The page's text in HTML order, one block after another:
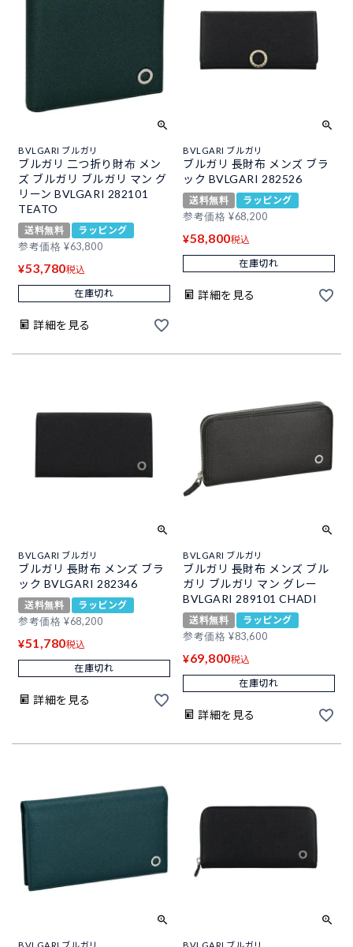
BVLGARI ブルガリ
ブルガリ 二つ折り財布 メン
ズ ブルガリ ブルガリ マン グ
リーン BVLGARI 282101
TEATO
送料無料
ラッピング
参考価格 ¥63,800
¥53,780税込
在庫切れ
詳細を見る
BVLGARI ブルガリ
ブルガリ 長財布 メンズ ブラ
ック BVLGARI 282526
送料無料
ラッピング
参考価格 ¥68,200
¥58,800税込
在庫切れ
詳細を見る
BVLGARI ブルガリ
ブルガリ 長財布 メンズ ブラ
ック BVLGARI 282346
送料無料
ラッピング
参考価格 ¥68,200
¥51,780税込
在庫切れ
詳細を見る
BVLGARI ブルガリ
ブルガリ 長財布 メンズ ブル
ガリ ブルガリ マン グレー
BVLGARI 289101 CHADI
送料無料
ラッピング
参考価格 ¥83,600
¥69,800税込
在庫切れ
詳細を見る